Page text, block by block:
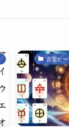
言靈ヒー